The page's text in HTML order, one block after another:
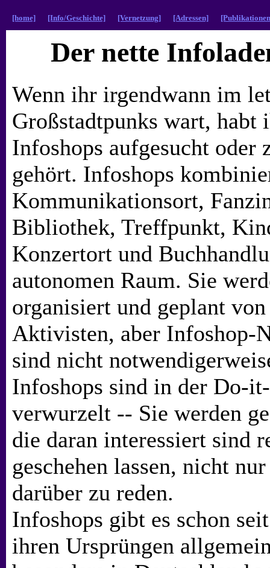
[home] [Info/Geschichte] [Vernetzung] [Adressen]
Der nette
Wenn ihr irgendwann im
Großstadtpunks wart,
Infoshops aufgesucht oder
gehört. Infoshops
Kommunikationsort,
Bibliothek, Treffpunkt,
Konzertort und
autonomen Raum. Sie
organisiert und geplant
Aktivisten, aber Infoshop-
sind nicht
Infoshops sind in der Do-
verwurzelt -- Sie werden
die daran interessiert sind
geschehen lassen, nicht
darüber zu reden.
Infoshops gibt es schon
ihren Ursprüngen